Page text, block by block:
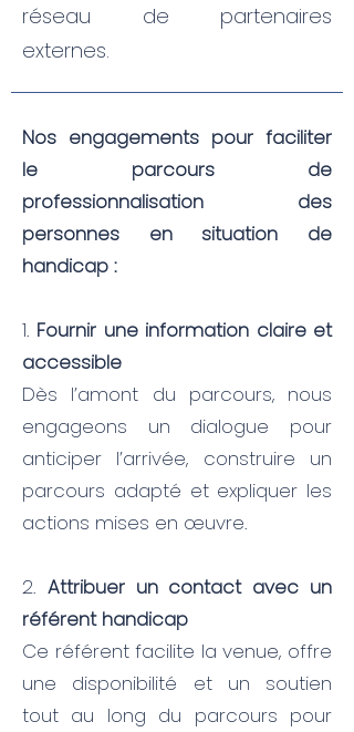
Nos engagements pour faciliter
le parcours de
professionnalisation des
personnes en situation de
handicap :
1. Fournir une information claire et
accessible
Dès l’amont du parcours, nous
engageons un dialogue pour
anticiper l’arrivée, construire un
parcours adapté et expliquer les
actions mises en œuvre.
2. Attribuer un contact avec un
référent handicap
Ce référent facilite la venue, offre
une disponibilité et un soutien
tout au long du parcours pour
réseau de partenaires
externes.